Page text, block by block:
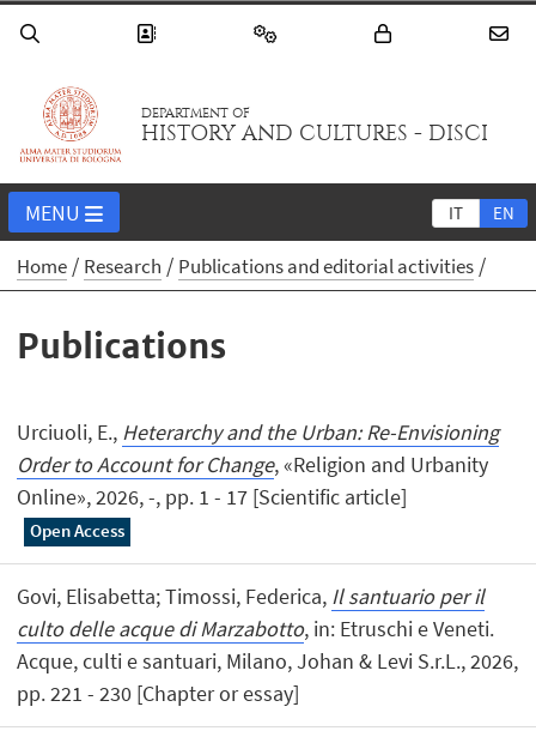
DEPARTMENT OF
HISTORY AND CULTURES - DISCI
IT EN
MENU
Home Research Publications and editorial activities
Publications
Urciuoli, E., Heterarchy and the Urban: Re-Envisioning
Order to Account for Change, «Religion and Urbanity
Online», 2026, -, pp. 1 - 17 [Scientific article]
Open Access
Govi, Elisabetta; Timossi, Federica, Il santuario per il
culto delle acque di Marzabotto, in: Etruschi e Veneti.
Acque, culti e santuari, Milano, Johan & Levi S.r.L., 2026,
pp. 221 - 230 [Chapter or essay]